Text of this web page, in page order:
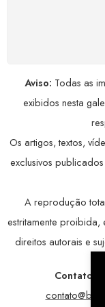
Aviso: Todas as
exibidos nesta
Os artigos, textos,
exclusivos
A reprodução
estritamente
direitos autorais e
Contatos: